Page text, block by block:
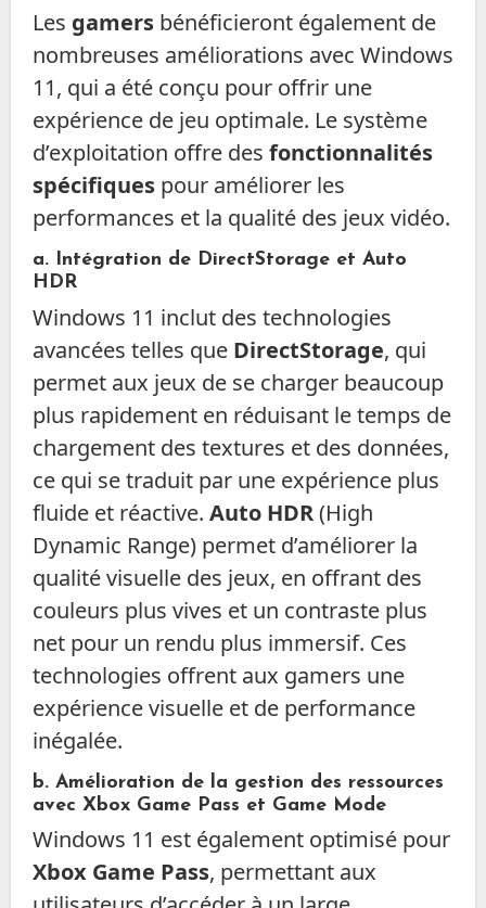
Les gamersbénéficieront également de
nombreuses améliorations avec Windows
11, qui a été conçu pour offrir une
expérience de jeu optimale. Le système
d’exploitation offre des fonctionnalités
spécifiquespour améliorer les
performances et la qualité des jeux vidéo.
a. Intégration de DirectStorageet Auto
HDR
Windows 11 inclut des technologies
avancées telles que DirectStorage, qui
permet aux jeux de se charger beaucoup
plus rapidement en réduisant le temps de
chargement des textures et des données,
ce qui se traduit par une expérience plus
fluide et réactive. Auto HDR(High
Dynamic Range) permet d’améliorer la
qualité visuelle des jeux, en offrant des
couleurs plus vives et un contraste plus
net pour un rendu plus immersif. Ces
technologies offrent aux gamers une
expérience visuelle et de performance
inégalée.
b. Amélioration de la gestion des ressources
avec Xbox Game Pass et Game Mode
Windows 11 est également optimisé pour
Xbox Game Pass, permettant aux